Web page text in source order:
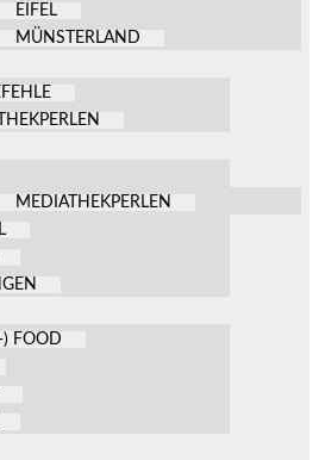
EIFEL
MÜNSTERLAND
MEDIATHEKPERLEN
FOOD